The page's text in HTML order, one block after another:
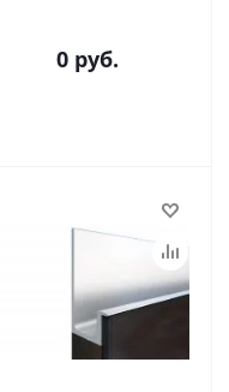
0 руб.